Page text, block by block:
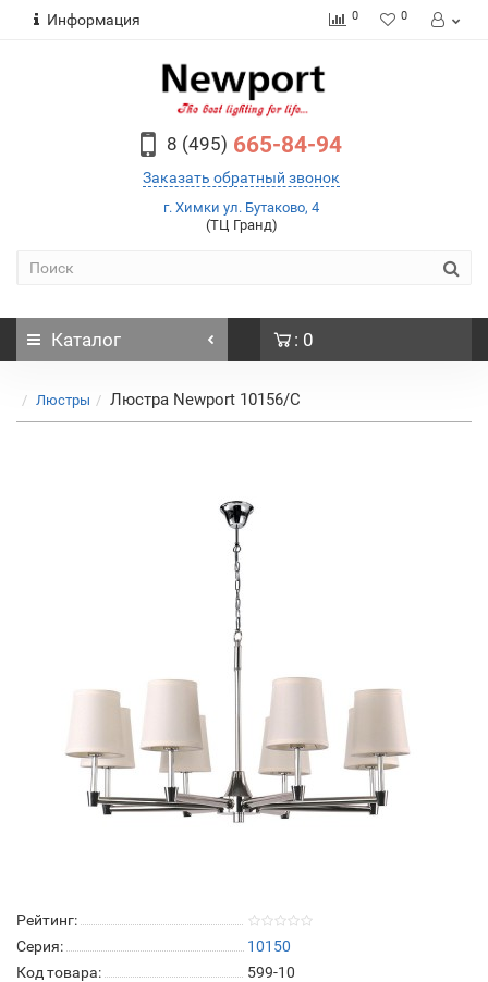
Информация 0 0
8 (495) 665-84-94
Заказать обратный звонок
г. Химки ул. Бутаково, 4
(ТЦ Гранд)
Каталог : 0
Люстры Люстра Newport 10156/C
Рейтинг:
Серия:
10150
Код товара:
599-10